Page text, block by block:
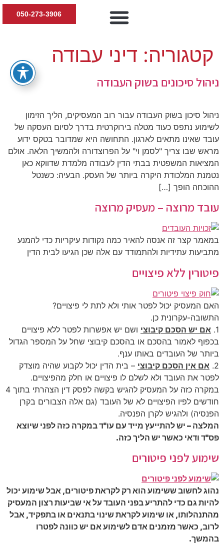
050-273-3906
קטגוריה: דיני עבודה
ניהול סיכונים בשוק העבודה
ניהול סיכון בשוק העבודה עבור רוב המעסיקים, הליך הזימון
לשימוע נתפס כעוד מטלה בירוקרטית בדרך לסיום העסקה של
עובד שאינו מתאים לארגון. התחושה היא שמדובר בטקס ידוע
מראש שבו צריך "לסמן וי" על הפרוצדורה ולהמשיך הלאה. אולם
המציאות המשפטית בבתי הדין לעבודה מלמדת שדווקא כאן
נטמנת המלכודת היקרה ביותר של העסק. הבעיה: כשנטל
ההוכחה הופך […]
עובד מרוצה – מעסיק מרוצה
במאמר קצר זה אנסה להאיר כמה נקודות עיקריות כדי להמנע
מתביעות עתידיות ולהתמודד עם אלה שכן הגיעו לבית הדין
פיטורין ללא פיצויים
האם המעסיק יכול לפטר אותי ולא לתת לי פיצויים?
התשובה-עקרונית כן.
1. אם יש הסכם קיבוצי ושם יש אפשרות לפטר ללא פיצויים
בכפוף לאמור בהסכם או בהסכם קיבוצי שחל על המספר הגדול
ביותר של העובדים באותו ענף.
2. אם אין הסכם קיבוצי – בית הדין יכול לקבוע שהיה מוצדק
לפטר את העובד ולא לשלם לו פיצויים או חלק מהפיצויים.
במקרה כזה על המעסיק להגיש בקשה לפסק דין הצהרתי בתוך 4
חודשים לפיו הפיצויים לא של העובד (גם אלה הצבורים בקרן
הפנסיה) ולהגיש לקרן הפנסיה.
המלצה – יש להתייעץ מייד עם עו"ד במקרה כזה לפני שיוצא
פס"ד ודאי כאשר יש הליך כזה.
שימוע לפני פיטורים
נהוג לחשוב ששימוע הוא רק לקראת פיטורים, אבל שימוע יכול
להיות גם כדי להתריע בפני העובד על אי שביעות רצון המעסיק
מהתנהלותו, או שימוע לקראת שינוי בתנאים או בתפקיד, אבל
לרוב, כאשר מזמנים אדם לשימוע אם יש כוונה לפטרו
בהמשך.